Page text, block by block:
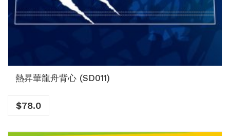
熱昇華龍舟背心 (SD011)
$78.0